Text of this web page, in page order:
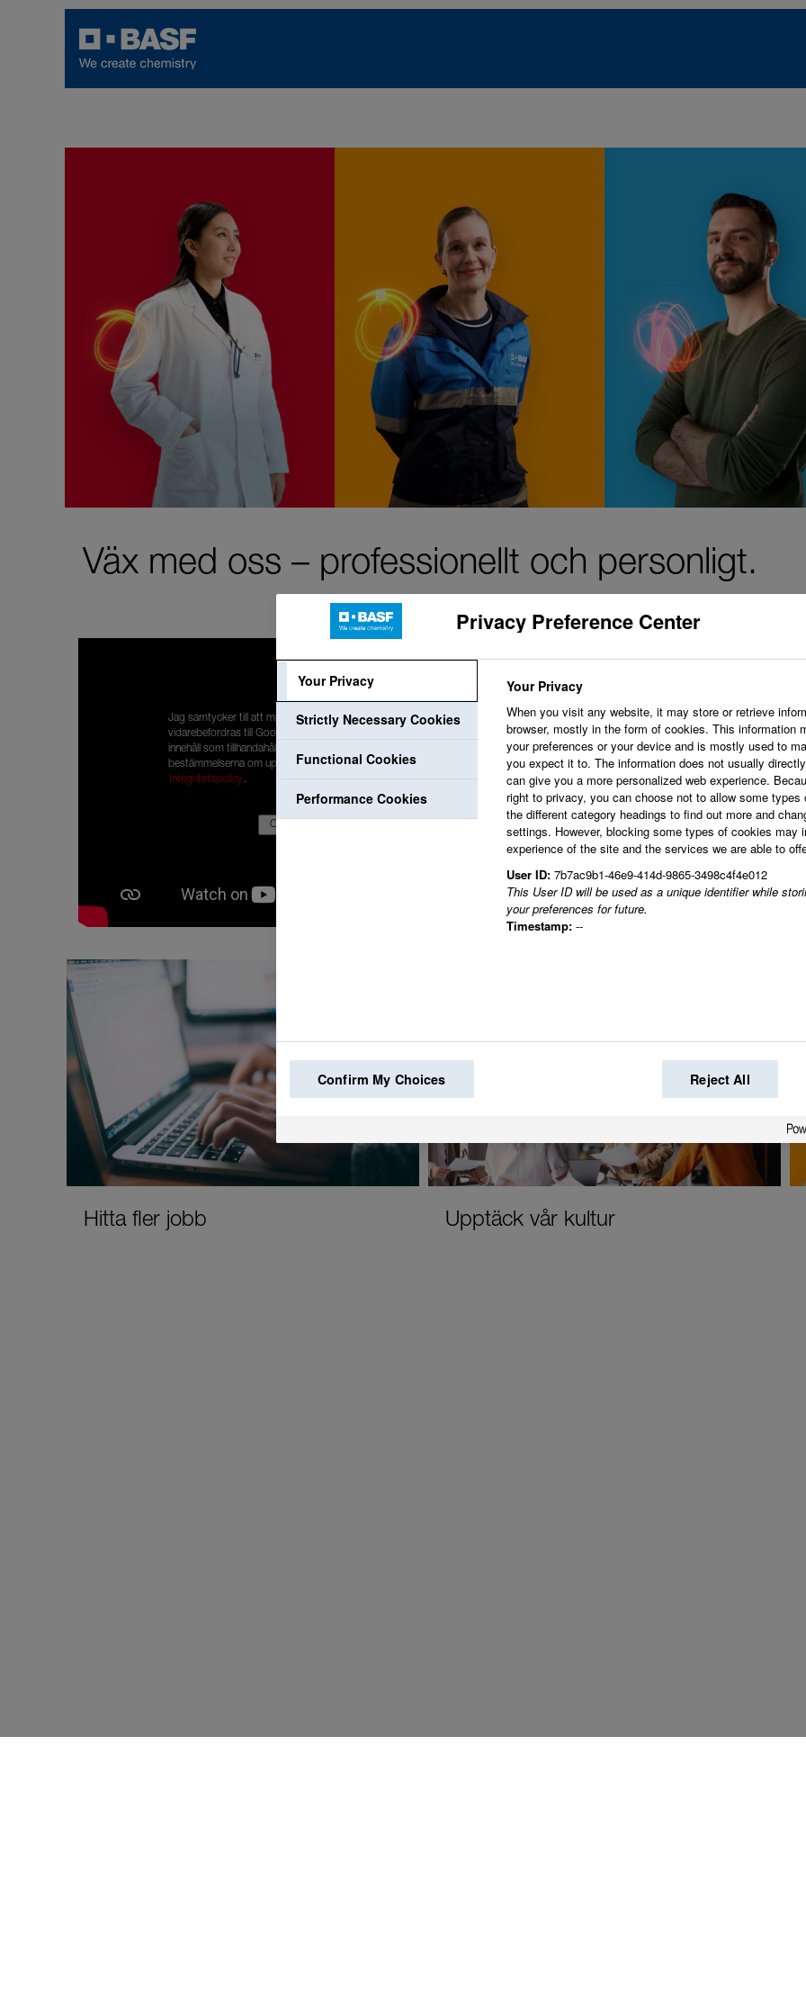
Väx med oss – professionellt och personligt.
Vi strävar efter att
uppskattar dig och
professionella
Tillsammans
Jag samtycker till att mina personuppgifter
vidarebefordras till Google så att jag kan ta del av
innehåll som tillhandahålls av YouTube. Jag har läst
bestämmelserna om uppgiftsskydd:
Integritetspolicy.
Hitta fler jobb Upptäck vår kultur
Privacy Preference Center
Your Privacy
Strictly Necessary Cookies
Functional Cookies
Performance Cookies
Your Privacy
When you visit any website, it may store or retrieve
browser, mostly in the form of cookies. This information
your preferences or your device and is mostly used to
you expect it to. The information does not usually
can give you a more personalized web experience.
right to privacy, you can choose not to allow some
the different category headings to find out more and
settings. However, blocking some types of cookies may
experience of the site and the services we are able to
User ID: 7b7ac9b1-46e9-414d-9865-3498c4f4e012
This User ID will be used as a unique identifier while
your preferences for future.
Timestamp: --
Confirm My Choices Reject All